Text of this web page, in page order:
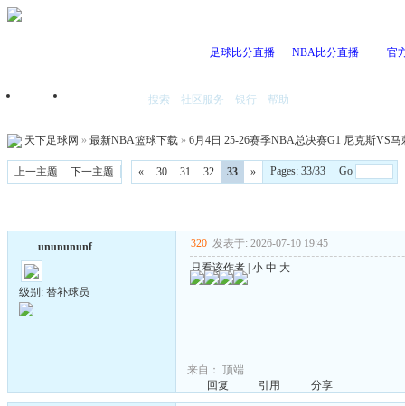
足球比分直播 NBA比分直播 官
首页 搜索 社区服务 银行 帮助
天下足球网 » 最新NBA篮球下载 » 6月4日 25-26赛季NBA总决赛G1 尼克斯VS
上一主题 下一主题 « 30 31 32 33 » Pages: 33/33 Go
ununununf
级别: 替补球员
320 发表于: 2026-07-10 19:45
只看该作者 小 中 大
来自： 顶端
回复
引用 分享